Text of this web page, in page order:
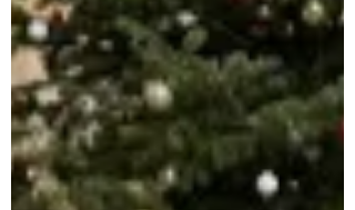
haben erfolgreich bei den diesjährigen
Model United Nations 2026 im Landtag
Schleswig-Holsteins teilgenommen. Als
Delegation Peru haben sie viele Debatten
in ihren Gremien zu verschiedenen
Themen geführt. https://mun-sh.de/